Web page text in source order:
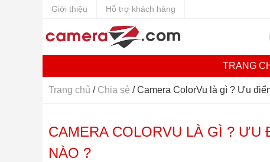
Giới thiệu Hỗ trợ khách hàng
TRANG
Trang chủ / Chia sẻ /Camera ColorVu là gì ? Ưu
CAMERA COLORVU LÀ GÌ ? ƯU
NÀO ?